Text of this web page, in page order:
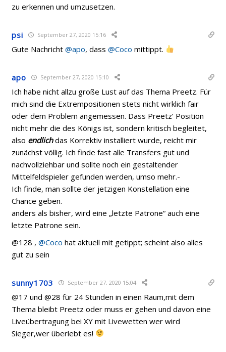
zu erkennen und umzusetzen.
psi September 27, 2020 15:16
Gute Nachricht@apo, dass@Coco mittippt.
apo September 27, 2020 15:10
Ich habe nicht allzu große Lust auf das Thema Preetz. Für
mich sind die Extrempositionen stets nicht wirklich fair
oder dem Problem angemessen. Dass Preetz‘ Position
nicht mehr die des Königs ist, sondern kritisch begleitet,
also endlichdas Korrektiv installiert wurde, reicht mir
zunächst völlig. Ich finde fast alle Transfers gut und
nachvollziehbar und sollte noch ein gestaltender
Mittelfeldspieler gefunden werden, umso mehr.-
Ich finde, man sollte der jetzigen Konstellation eine
Chance geben.
anders als bisher, wird eine „letzte Patrone“ auch eine
letzte Patrone sein.
@128 ,@Coco hat aktuell mit getippt; scheint also alles
gut zu sein
sunny1703 September 27, 2020 15:04
@17 und @28 für 24 Stunden in einen Raum,mit dem
Thema bleibt Preetz oder muss er gehen und davon eine
Liveübertragung bei XY mit Livewetten wer wird
Sieger,wer überlebt es!